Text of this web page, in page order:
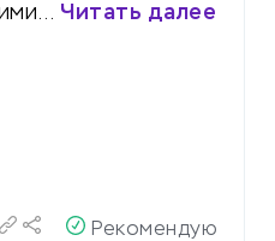
Читать далее
Рекомендую